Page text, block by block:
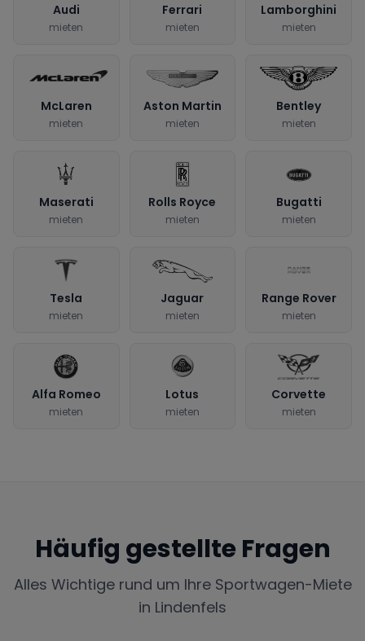
Audi
mieten
Ferrari
mieten
Lamborghini
mieten
McLaren
mieten
Aston Martin
mieten
Bentley
mieten
Maserati
mieten
Rolls Royce
mieten
Bugatti
mieten
Tesla
mieten
Jaguar
mieten
Range Rover
mieten
Alfa Romeo
mieten
Lotus
mieten
Corvette
mieten
Häufig gestellte Fragen
Alles Wichtige rund um Ihre Sportwagen-Miete
in Lindenfels